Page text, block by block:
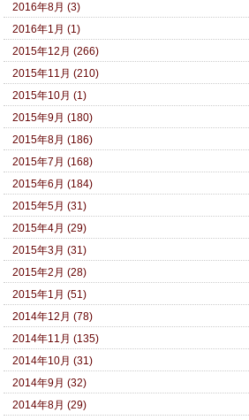
2016年8月 (3)
2016年1月 (1)
2015年12月 (266)
2015年11月 (210)
2015年10月 (1)
2015年9月 (180)
2015年8月 (186)
2015年7月 (168)
2015年6月 (184)
2015年5月 (31)
2015年4月 (29)
2015年3月 (31)
2015年2月 (28)
2015年1月 (51)
2014年12月 (78)
2014年11月 (135)
2014年10月 (31)
2014年9月 (32)
2014年8月 (29)